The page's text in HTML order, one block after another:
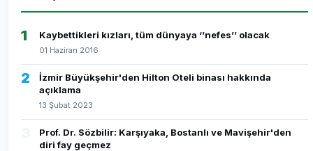
1 Kaybettikleri kızları, tüm dünyaya ‘’nefes’’ olacak
01 Haziran 2016
2
İzmir Büyükşehir'den Hilton Oteli binası hakkında
açıklama
13 Şubat 2023
Prof. Dr. Sözbilir: Karşıyaka, Bostanlı ve Mavişehir'den
diri fay geçmez